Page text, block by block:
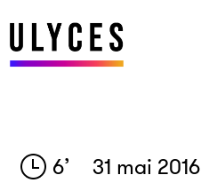
6’ 31 mai 2016